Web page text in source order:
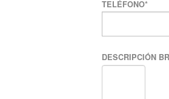
TELÉFONO*
DESCRIPCIÓN